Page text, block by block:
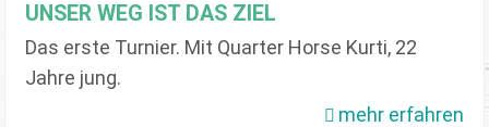
UNSER WEG IST DAS ZIEL
Das erste Turnier. Mit Quarter Horse Kurti, 22
Jahre jung.
mehr erfahren